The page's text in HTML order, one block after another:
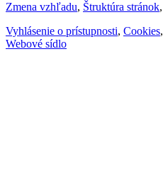
Zmena vzhľadu, Štruktúra stránok,
Vyhlásenie o prístupnosti, Cookies,
Webové sídlo